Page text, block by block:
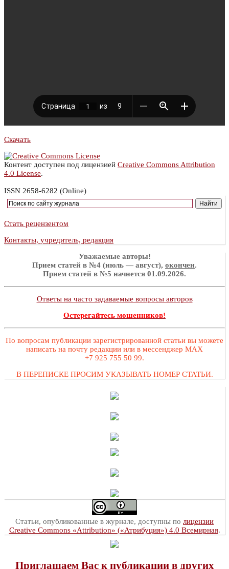
Скачать
Контент доступен под лицензией Creative Commons Attribution
4.0 License.
ISSN 2658-6282 (Online)
Стать рецензентом
Контакты, учредитель, редакция
Уважаемые авторы!
Прием статей в №4 (июль — август), окончен.
Прием статей в №5 начнется 01.09.2026.
Ответы на часто задаваемые вопросы авторов
Остерегайтесь мошенников!
По вопросам публикации зарегистрированной статьи вы можете
написать на почту редакции или в мессенджер MAX
+7 925 755 50 99.
В ПЕРЕПИСКЕ ПРОСИМ УКАЗЫВАТЬ НОМЕР СТАТЬИ.
Статьи, опубликованные в журнале, доступны по лицензии
Creative Commons «Attribution» («Атрибуция») 4.0 Всемирная.
Приглашаем Вас к публикации в других